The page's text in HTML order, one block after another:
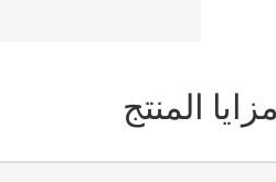
مزايا المنتج